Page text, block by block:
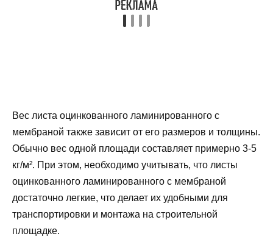
Вес листа оцинкованного ламинированного с
мембраной также зависит от его размеров и толщины.
Обычно вес одной площади составляет примерно 3-5
кг/м². При этом, необходимо учитывать, что листы
оцинкованного ламинированного с мембраной
достаточно легкие, что делает их удобными для
транспортировки и монтажа на строительной
площадке.